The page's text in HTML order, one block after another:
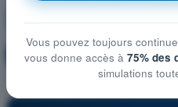
Communications
🔒 PRO
Vous pouvez toujours
vous donne accès à 75% des
simulations